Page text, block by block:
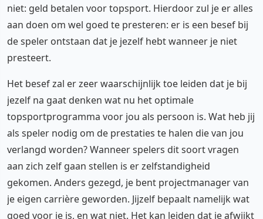
niet: geld betalen voor topsport. Hierdoor zul je er alles
aan doen om wel goed te presteren: er is een besef bij
de speler ontstaan dat je jezelf hebt wanneer je niet
presteert.
Het besef zal er zeer waarschijnlijk toe leiden dat je bij
jezelf na gaat denken wat nu het optimale
topsportprogramma voor jou als persoon is. Wat heb jij
als speler nodig om de prestaties te halen die van jou
verlangd worden? Wanneer spelers dit soort vragen
aan zich zelf gaan stellen is er zelfstandigheid
gekomen. Anders gezegd, je bent projectmanager van
je eigen carrière geworden. Jijzelf bepaalt namelijk wat
goed voor je is, en wat niet. Het kan leiden dat je afwijkt